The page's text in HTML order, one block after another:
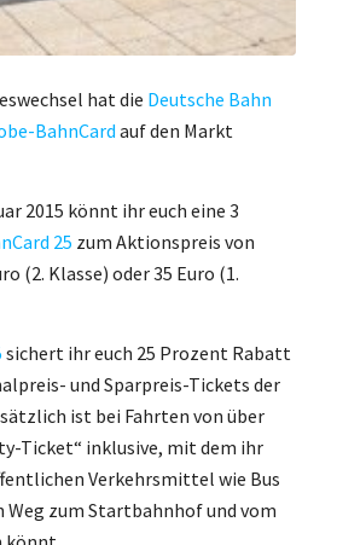
hat die Deutsche Bahn
BahnCard auf den Markt
2015 könnt ihr euch eine 3
25 zum Aktionspreis von
(2. Klasse) oder 35 Euro (1.
sichert ihr euch 25 Prozent Rabatt
und Sparpreis-Tickets der
ist bei Fahrten von über
Ticket“ inklusive, mit dem ihr
Verkehrsmittel wie Bus
Weg zum Startbahnhof und vom